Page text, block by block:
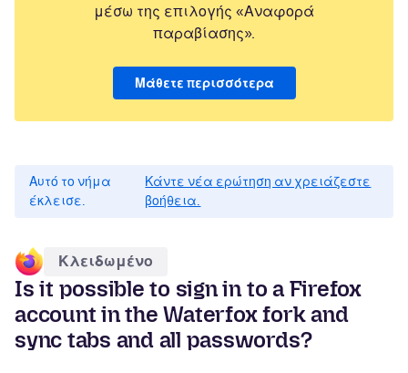
μέσω της επιλογής «Αναφορά
παραβίασης».
Μάθετε περισσότερα
Αυτό το νήμα
έκλεισε.
Κάντε νέα ερώτηση αν χρειάζεστε
βοήθεια.
Κλειδωμένο
Is it possible to sign in to a Firefox
account in the Waterfox fork and
sync tabs and all passwords?